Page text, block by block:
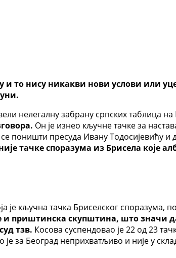
и то нису никакви нови услови или
нелегалну забрану српских таблица
Он је изнео кључне тачке за
поништи пресуда Ивану Тодосијевићу и
тачке споразума из Брисела које
кључна тачка Бриселског споразума,
и приштинска скупштина, што значи
тзв. Косова суспендовао је 22 од 23
за Београд неприхватљиво и није у